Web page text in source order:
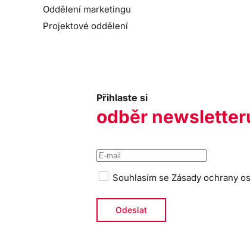
Oddělení marketingu
Projektové oddělení
Přihlaste si
odběr
Souhlasím se Zásady ochrany